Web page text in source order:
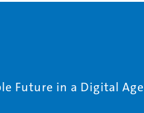
Future in a Digital Age